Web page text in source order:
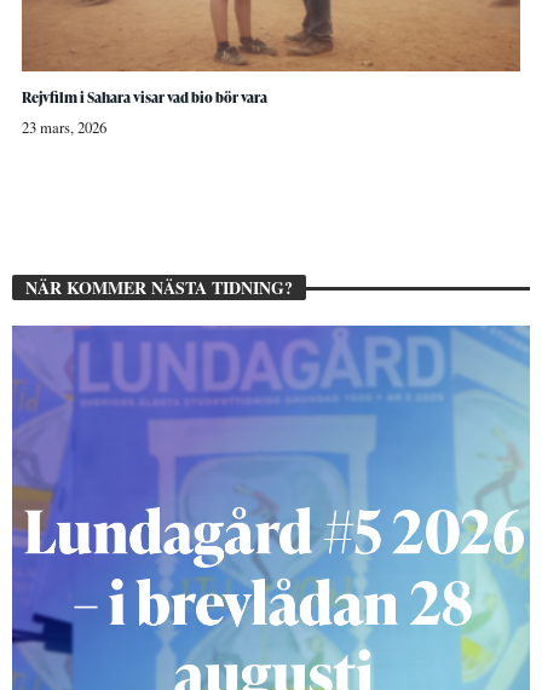
Rejvfilm i Sahara visar vad bio bör vara
23 mars, 2026
NÄR KOMMER NÄSTA TIDNING?